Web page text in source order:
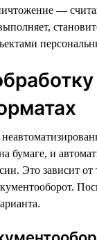
—
бумаге, и
Это зависит от